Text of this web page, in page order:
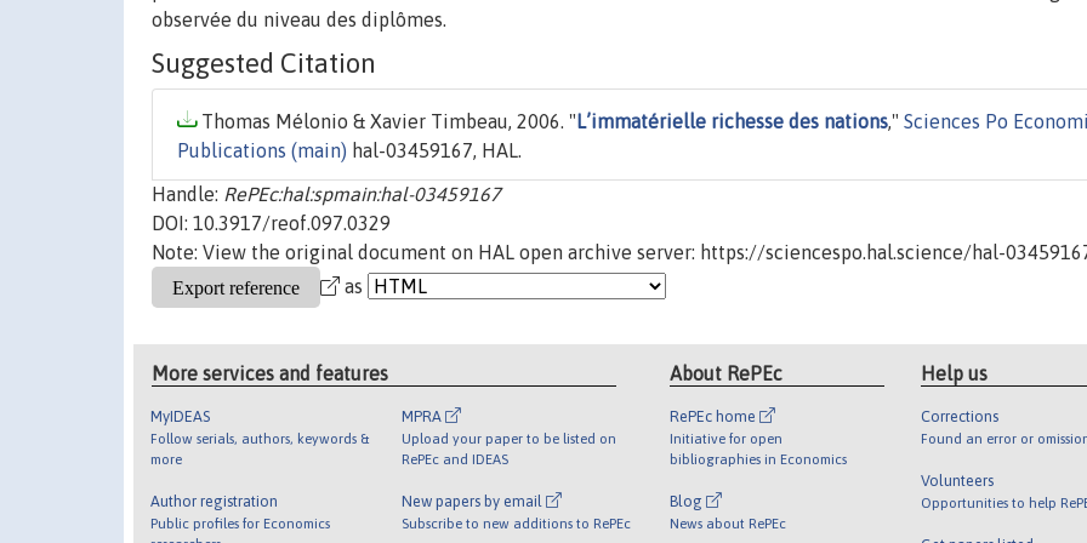
observée du niveau des diplômes.
Suggested Citation
Thomas Mélonio & Xavier Timbeau, 2006. " L’immatérielle richesse des nations," Sciences Po
Publications (main) hal-03459167, HAL.
Handle: RePEc:hal:spmain:hal-03459167
DOI: 10.3917/reof.097.0329
Note: View the original document on HAL open archive server: https://sciencespo.hal.science/hal-
as
More services and features
MyIDEAS
Follow serials, authors, keywords &
more
Author registration
Public profiles for Economics
MPRA
Upload your paper to be listed on
RePEc and IDEAS
New papers by email
Subscribe to new additions to RePEc
About RePEc
RePEc home
Initiative for open
bibliographies in Economics
Blog
News about RePEc
Help us
Corrections
Found an error or
Volunteers
Opportunities to help